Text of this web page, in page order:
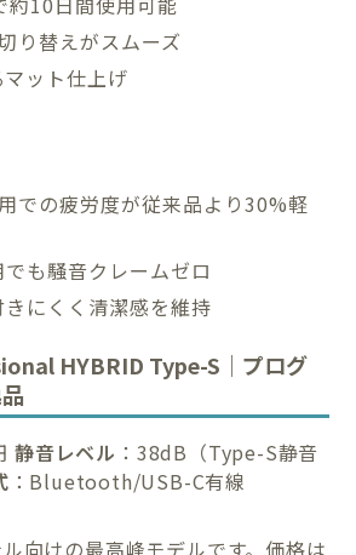
り替えがスムーズ
ット仕上げ
での疲労度が従来品より30%軽
も騒音クレームゼロ
にくく清潔感を維持
HYBRID Type-S｜プログ
静音レベル ：38dB（Type-S静音
：Bluetooth/USB-C有線
向けの最高峰モデルです。価格は